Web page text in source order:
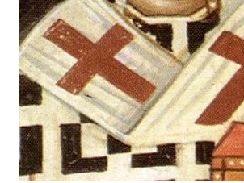
Тема оформлення